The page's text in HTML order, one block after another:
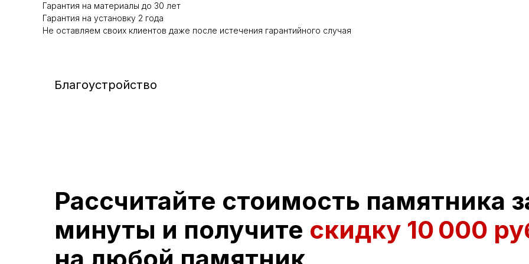
Гарантия на материалы до 30 лет
Гарантия на установку 2 года
Не оставляем своих клиентов даже после истечения гарантийного случая
Благоустройство
Рассчитайте стоимость памятника
минуты и получите скидку 10 000